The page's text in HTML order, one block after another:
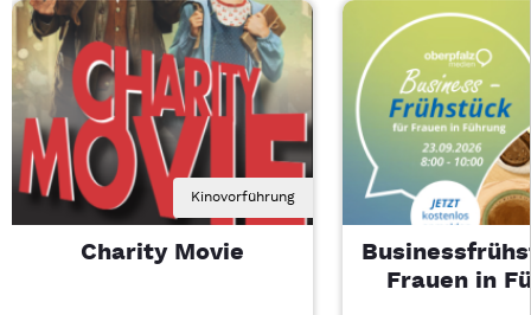
Kinovorführung
Charity Movie
Frauen in